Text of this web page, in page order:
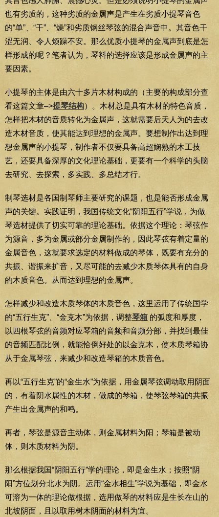
也有劣质的，这种劣质的金属声是产生在劣质小提琴音色
的“单”、“干”、“燥”和劣质钢丝琴弦的混合声音中。其音色干
涩无润、令人烦躁不安。那么优质小提琴的金属声到底是怎
样形成的呢？笔者认为，琴料的选择应该是形成金属声的主
要因素。
小提琴的主体是由六十多片木材构成的（主要的构成部分查
看这篇文章–>提琴结构）。木材总是具有木材的特色音质，
怎样把木材的音质转化为金属声，这就需要后天人为的去改
造木材音质，使其能达到理想的金属声。要想制作出达到理
想金属声的小提琴，制作者不仅要具备高超娴熟的木工技
艺，还要具备深厚的文化理论基础，更要有一个科学的头脑
去研究、去探索，多实践、多总结才行。
制琴选材是各国制琴师主要研究的课题，也是能否形成金属
声的关键。实践证明，我国传统文化“阴阳五行”学说，为做
琴选材提供了切实可靠的理论基础。依据这个理论：琴弦作
为源音，多为金属或部分金属制作的，因此琴弦有着定量的
金属音色，这就要求选定的材料做成的琴体，既要有充分的
共振、谐振来扩音，又尽可能的去减少木质琴体具有的自身
的木质音色。从而达到理想的金属声。
怎样减少和改造木质琴体的木质音色，这里运用了传统国学
的“五行生克”、“金克木”为依据，调整琴箱 的弧度和厚度，
以四根琴弦的音频对应琴箱的音频和音频分部，并找到最佳
的音频匹配比例，就能恰倒好处的以金克木，使木质琴箱协
从于金属琴弦，来减少和改造琴箱的木质音色。
再以“五行生克”的“金生水”为依据，用金属琴弦调动取用阴面
的，有着阴水属性的木材，做成的琴箱，使琴弦琴箱的共振
产生出金属声的和鸣。
再者，琴弦是源音主动体，则金属材料为阳；琴箱是被动
体，则木质材料为阴。
那么根据我国“阴阳五行”学的理论，即是金生水；按照“阴
阳”方位划分北水为阴。运用“金水相生”学说为基础，即金水
可溶为一体的理论做根据，选用做琴的材料应是生长在山的
北坡阴面，且以取用树木阴面的材料为宜。